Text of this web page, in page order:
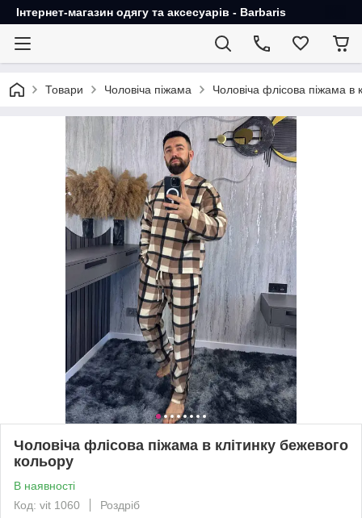
Інтернет-магазин одягу та аксесуарів - Barbaris
Товари Чоловіча піжама Чоловіча флісова піжама в
Чоловіча флісова піжама в клітинку бежевого
кольору
В наявності
Код: vit 1060
Роздріб